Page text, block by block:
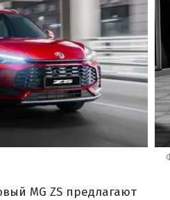
MG ZS предлагают